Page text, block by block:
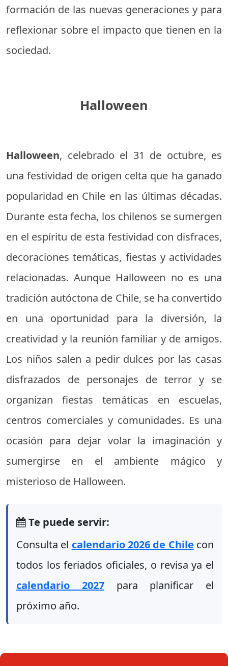
formación de las nuevas generaciones y para
reflexionar sobre el impacto que tienen en la
sociedad.
Halloween
Halloween, celebrado el 31 de octubre, es
una festividad de origen celta que ha ganado
popularidad en Chile en las últimas décadas.
Durante esta fecha, los chilenos se sumergen
en el espíritu de esta festividad con disfraces,
decoraciones temáticas, fiestas y actividades
relacionadas. Aunque Halloween no es una
tradición autóctona de Chile, se ha convertido
en una oportunidad para la diversión, la
creatividad y la reunión familiar y de amigos.
Los niños salen a pedir dulces por las casas
disfrazados de personajes de terror y se
organizan fiestas temáticas en escuelas,
centros comerciales y comunidades. Es una
ocasión para dejar volar la imaginación y
sumergirse en el ambiente mágico y
misterioso de Halloween.
Te puede servir:
Consulta el calendario 2026 de Chile con
todos los feriados oficiales, o revisa ya el
calendario 2027para planificar el
próximo año.